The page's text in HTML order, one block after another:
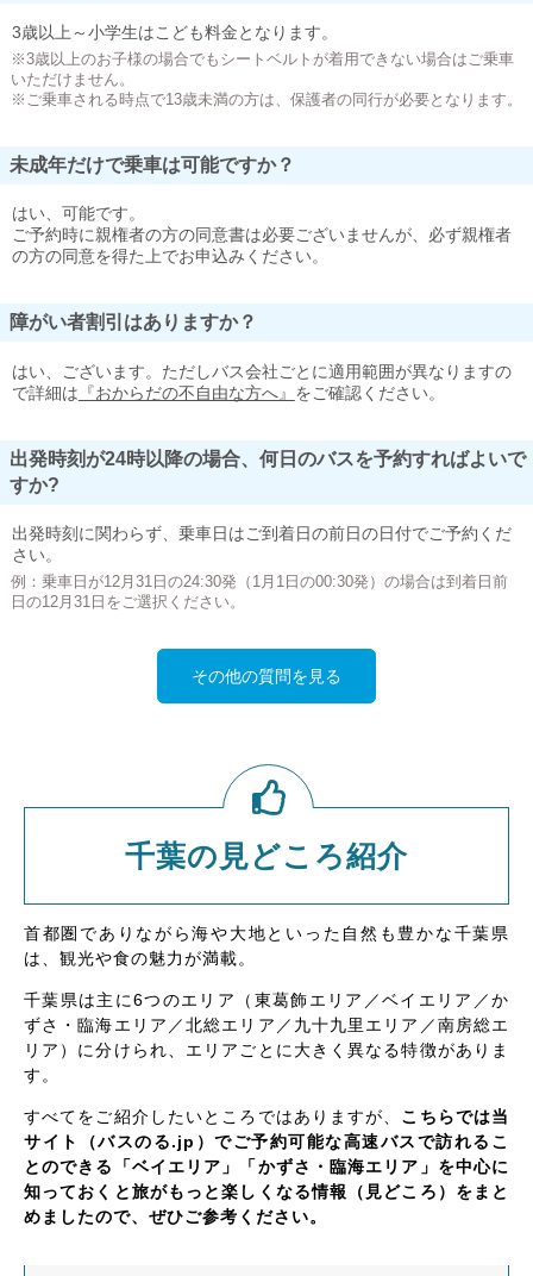
3歳以上～小学生はこども料金となります。
※3歳以上のお子様の場合でもシートベルトが着用できない場合はご乗車
いただけません。
※ご乗車される時点で13歳未満の方は、保護者の同行が必要となります。
未成年だけで乗車は可能ですか？
はい、可能です。
ご予約時に親権者の方の同意書は必要ございませんが、必ず親権者
の方の同意を得た上でお申込みください。
障がい者割引はありますか？
はい、ございます。ただしバス会社ごとに適用範囲が異なりますの
で詳細は 『おからだの不自由な方へ』 をご確認ください。
出発時刻が24時以降の場合、何日のバスを予約すればよいで
すか?
出発時刻に関わらず、乗車日はご到着日の前日の日付でご予約くだ
さい。
例：乗車日が12月31日の24:30発（1月1日の00:30発）の場合は到着日前
日の12月31日をご選択ください。
その他の質問を見る
千葉の見どころ紹介
首都圏でありながら海や大地といった自然も豊かな千葉県
は、観光や食の魅力が満載。
千葉県は主に6つのエリア（東葛飾エリア／ベイエリア／か
ずさ・臨海エリア／北総エリア／九十九里エリア／南房総エ
リア）に分けられ、エリアごとに大きく異なる特徴がありま
す。
すべてをご紹介したいところではありますが、 こちらでは当
サイト（バスのる.jp）でご予約可能な高速バスで訪れるこ
とのできる「ベイエリア」「かずさ・臨海エリア」を中心に
知っておくと旅がもっと楽しくなる情報（見どころ）をまと
めましたので、ぜひご参考ください。